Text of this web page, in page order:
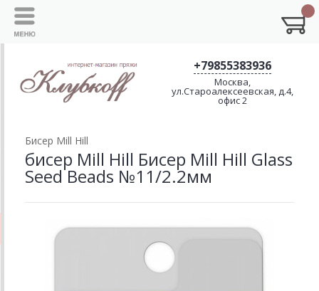
+79855383936
Москва,
ул.Староалексеевская, д.4,
офис 2
Биcер Mill Hill
бисер Mill Hill Бисер Mill Hill Glass
Seed Beads №11/2.2мм